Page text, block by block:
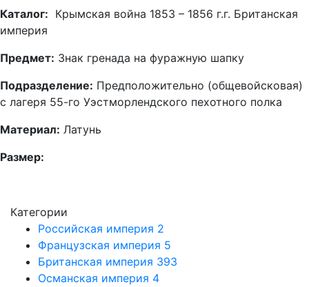
Каталог: Крымская война 1853 – 1856 г.г. Британская
империя
Предмет: Знак гренада на фуражную шапку
Подразделение: Предположительно (общевойсковая)
с лагеря 55-го Уэстморлендского пехотного полка
Материал: Латунь
Размер:
Категории
Российская империя 2
Французская империя 5
Британская империя 393
Османская империя 4